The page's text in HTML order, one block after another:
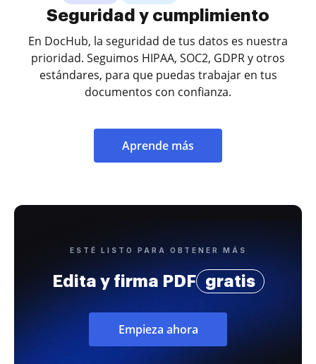
Seguridad y cumplimiento
En DocHub, la seguridad de tus datos es nuestra
prioridad. Seguimos HIPAA, SOC2, GDPR y otros
estándares, para que puedas trabajar en tus
documentos con confianza.
Aprende más
ESTÉ LISTO PARA OBTENER MÁS
Edita y firma PDF gratis
Empieza ahora